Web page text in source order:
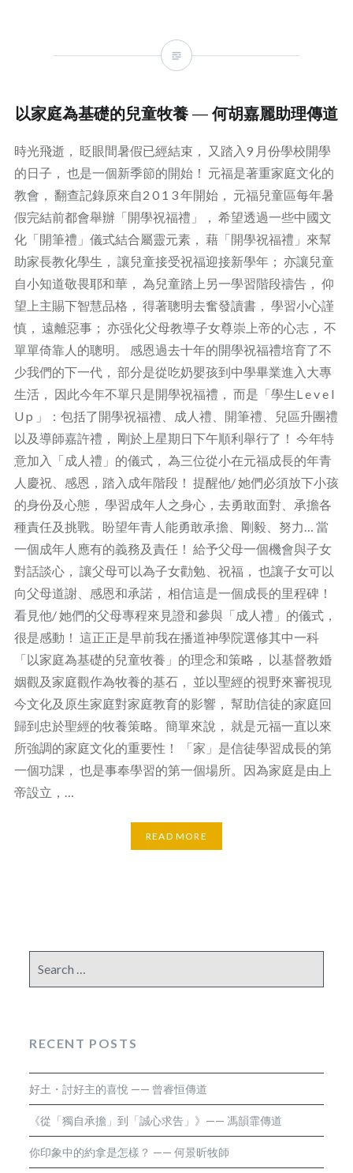
以家庭為基礎的兒童牧養 — 何胡嘉麗助理傳道
時光飛逝， 眨眼間暑假已經結束， 又踏入9 月份學校開學
的日子， 也是一個新季節的開始！ 元福是著重家庭文化的
教會， 翻查記錄原來自2 0 1 3 年開始， 元福兒童區每年暑
假完結前都會舉辦「開學祝福禮」， 希望透過一些中國文
化「開筆禮」儀式結合屬靈元素， 藉「開學祝福禮」來幫
助家長教化學生， 讓兒童接受祝福迎接新學年； 亦讓兒童
自小知道敬畏耶和華， 為兒童踏上另一學習階段禱告， 仰
望上主賜下智慧品格， 得著聰明去奮發讀書， 學習小心謹
慎， 遠離惡事； 亦强化父母教導子女尊崇上帝的心志， 不
單單倚靠人的聰明。 感恩過去十年的開學祝福禮培育了不
少我們的下一代， 部分是從吃奶嬰孩到中學畢業進入大專
生活， 因此今年不單只是開學祝福禮， 而是「學生L e v e l
U p 」：包括了開學祝福禮、成人禮、開筆禮、兒區升團禮
以及導師嘉許禮， 剛於上星期日下午順利舉行了！ 今年特
意加入「成人禮」的儀式， 為三位從小在元福成長的年青
人慶祝、感恩，踏入成年階段！ 提醒他/ 她們必須放下小孩
的身份及心態， 學習成年人之身心，去勇敢面對、承擔各
種責任及挑戰。盼望年青人能勇敢承擔、剛毅、努力… 當
一個成年人應有的義務及責任！ 給予父母一個機會與子女
對話談心， 讓父母可以為子女勸勉、祝福， 也讓子女可以
向父母道謝、感恩和承諾， 相信這是一個成長的里程碑！
看見他/ 她們的父母專程來見證和參與「成人禮」的儀式，
很是感動！ 這正正是早前我在播道神學院選修其中一科
「以家庭為基礎的兒童牧養」的理念和策略， 以基督教婚
姻觀及家庭觀作為牧養的基石， 並以聖經的視野來審視現
今文化及原生家庭對家庭教育的影響， 幫助信徒的家庭回
歸到忠於聖經的牧養策略。簡單來說， 就是元福一直以來
所強調的家庭文化的重要性！ 「家」是信徒學習成長的第
一個功課， 也是事奉學習的第一個場所。因為家庭是由上
帝設立，…
READ MORE
for:
RECENT POSTS
好土・討好主的喜悅 —— 曾睿恒傳道
《從「獨自承擔」到「誠心求告」》—— 馮韻霏傳道
你印象中的約拿是怎樣？ —— 何景昕牧師